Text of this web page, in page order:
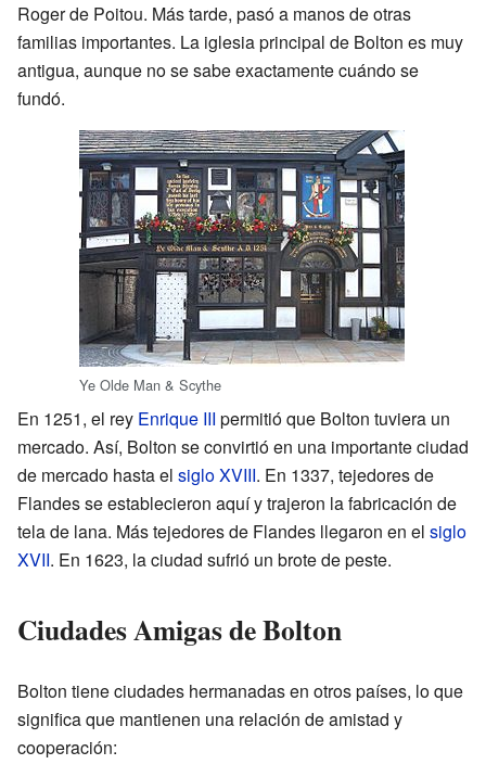
Roger de Poitou. Más tarde, pasó a manos de otras
familias importantes. La iglesia principal de Bolton es muy
antigua, aunque no se sabe exactamente cuándo se
fundó.
Ye Olde Man & Scythe
En 1251, el rey Enrique III permitió que Bolton tuviera un
mercado. Así, Bolton se convirtió en una importante ciudad
de mercado hasta el siglo XVIII. En 1337, tejedores de
Flandes se establecieron aquí y trajeron la fabricación de
tela de lana. Más tejedores de Flandes llegaron en el siglo
XVII. En 1623, la ciudad sufrió un brote de peste.
Ciudades Amigas de Bolton
Bolton tiene ciudades hermanadas en otros países, lo que
significa que mantienen una relación de amistad y
cooperación: